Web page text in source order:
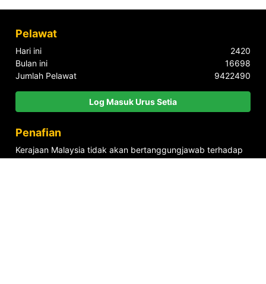
Pelawat
Hari ini
2420
Bulan ini
16698
Jumlah Pelawat
9422490
Log Masuk Urus Setia
Penafian
Kerajaan Malaysia tidak akan bertanggungjawab terhadap